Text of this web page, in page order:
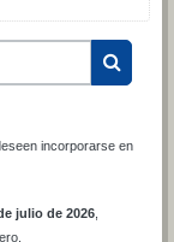
Buscar
incorporarse en
julio de 2026,